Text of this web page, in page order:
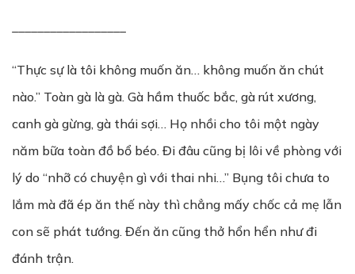
“Thực sự là tôi không muốn ăn… không muốn ăn chút
nào.” Toàn gà là gà. Gà hầm thuốc bắc, gà rút xương,
canh gà gừng, gà thái sợi… Họ nhồi cho tôi một ngày
năm bữa toàn đồ bổ béo. Đi đâu cũng bị lôi về phòng với
lý do “nhỡ có chuyện gì với thai nhi…” Bụng tôi chưa to
lắm mà đã ép ăn thế này thì chẳng mấy chốc cả mẹ lẫn
con sẽ phát tướng. Đến ăn cũng thở hổn hển như đi
đánh trận.